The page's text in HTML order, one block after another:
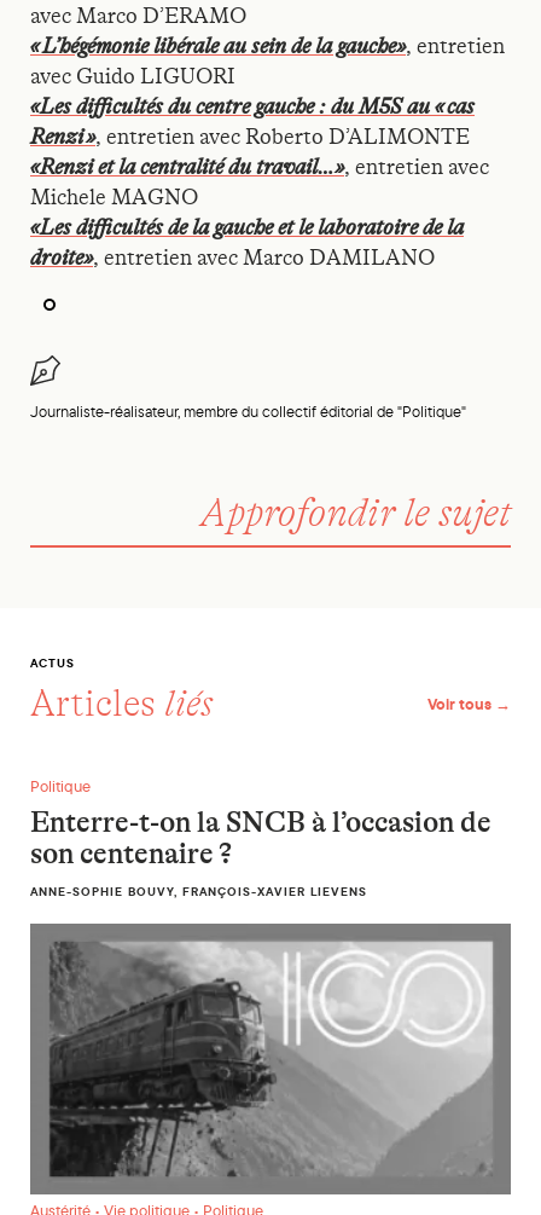
Journaliste-réalisateur, membre du collectif éditorial de "Politique"
avec Marco D’ERAMO
« L’hégémonie libérale au sein de la gauche», entretien
avec Guido LIGUORI
«Les difficultés du centre gauche : du M5S au « cas
Renzi », entretien avec Roberto D’ALIMONTE
«Renzi et la centralité du travail…», entretien avec
Michele MAGNO
«Les difficultés de la gauche et le laboratoire de la
droite», entretien avec Marco DAMILANO
Approfondir le sujet
ACTUS
Articles liés Voir tous →
Enterre-t-on la SNCB à l’occasion de son centenaire ?
Politique
Enterre-t-on la SNCB à l’occasion de
son centenaire ?
ANNE-SOPHIE BOUVY, FRANÇOIS-XAVIER LIEVENS
« Over Welvaart » et la bataille des prospérités